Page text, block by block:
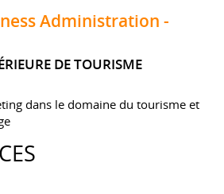
Administration -
DE TOURISME
dans le domaine du tourisme et